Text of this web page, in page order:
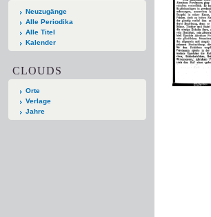
Neuzugänge
Alle Periodika
Alle Titel
Kalender
CLOUDS
Orte
Verlage
Jahre